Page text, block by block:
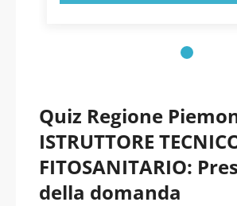
Quiz Regione
ISTRUTTORE
FITOSANITARIO:
della domanda